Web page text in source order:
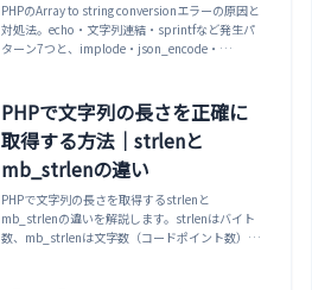
PHPのArray to string conversionエラーの原因と
対処法。echo・文字列連結・sprintfなど発生パ
ターン7つと、implode・json_encode・
PHPで文字列の長さを正確に
取得する方法｜strlenと
mb_strlenの違い
PHPで文字列の長さを取得するstrlenと
mb_strlenの違いを解説します。strlenはバイト
数、mb_strlenは文字数（コードポイント数）を